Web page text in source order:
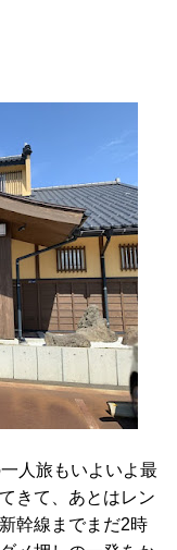
人旅もいよいよ最
きて、あとはレン
幹線までまだ2時